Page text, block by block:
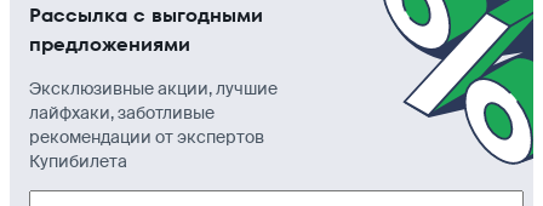
Рассылка с выгодными
предложениями
Эксклюзивные акции, лучшие
лайфхаки, заботливые
рекомендации от экспертов
Купибилета